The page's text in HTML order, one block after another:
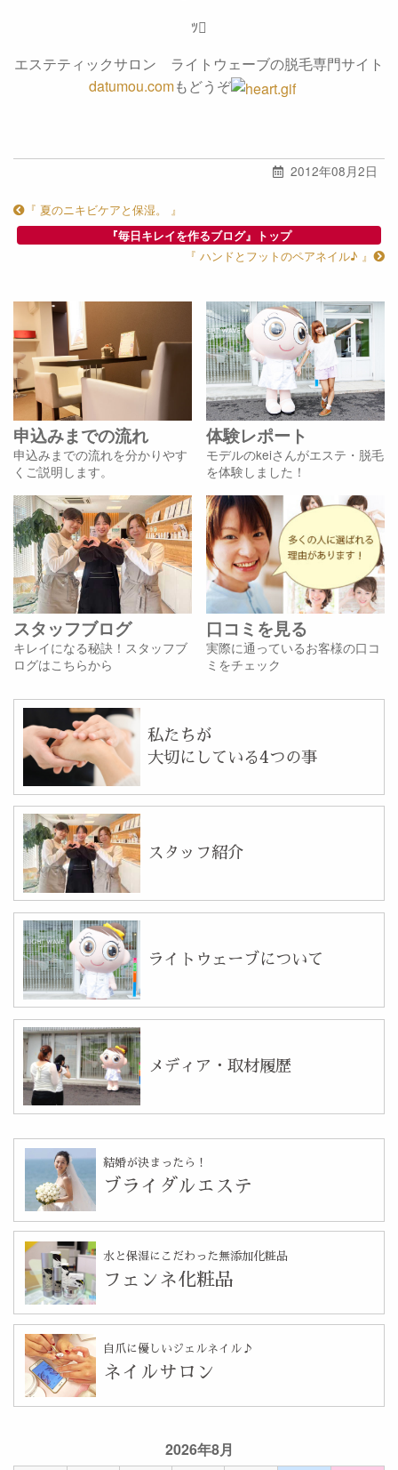
2026年8月
ﾂ
エステティックサロン ライトウェーブの脱毛専門サイト
datumou.comもどうぞ
2012年08月2日
『 夏のニキビケアと保湿。 』
『毎日キレイを作るブログ』トップ
『 ハンドとフットのペアネイル♪ 』
申込みまでの流れ
申込みまでの流れを分かりやす
くご説明します。
体験レポート
モデルのkeiさんがエステ・脱毛
を体験しました！
スタッフブログ
キレイになる秘訣！スタッフブ
ログはこちらから
口コミを見る
実際に通っているお客様の口コ
ミをチェック
私たちが
大切にしている4つの事
スタッフ紹介
ライトウェーブについて
メディア・取材履歴
結婚が決まったら！
ブライダルエステ
水と保湿にこだわった無添加化粧品
フェンネ化粧品
自爪に優しいジェルネイル♪
ネイルサロン